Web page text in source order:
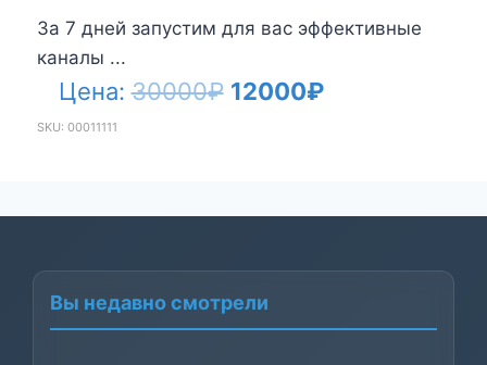
За 7 дней запустим для вас эффективные
каналы ...
Цена:30000₽ Первоначальная
12000₽Текущая
SKU: 00011111
Вы недавно смотрели